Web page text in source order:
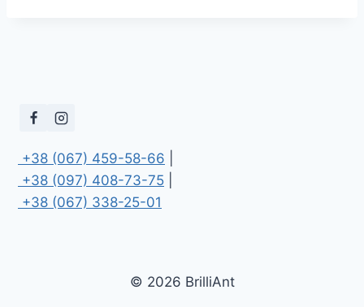
+38 (067) 459-58-66
+38 (097) 408-73-75
+38 (067) 338-25-01
© 2026 BrilliAnt